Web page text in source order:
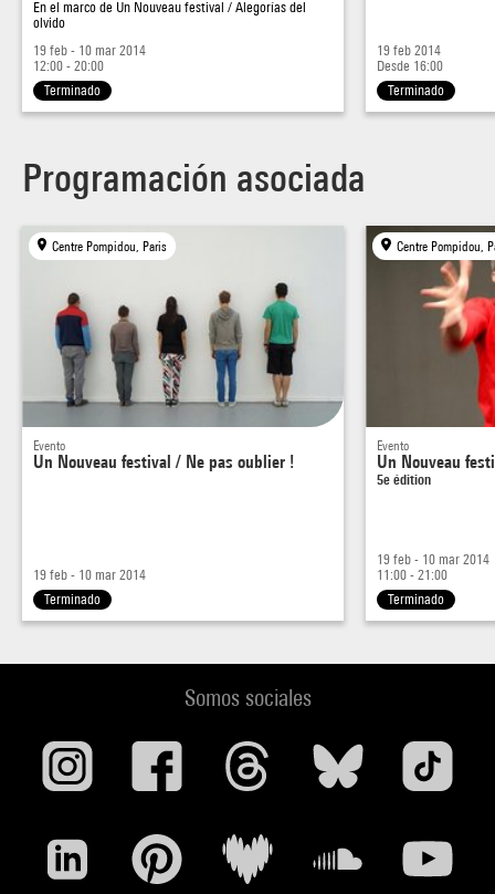
Parole au Centre Pompidou
En el marco de Un Nouveau festival / Alegorías del
olvido
19 feb - 10 mar 2014
12:00 - 20:00
Terminado
19 feb 2014
Desde 16:00
Terminado
Programación asociada
Centre Pompidou, Paris
Evento
Un Nouveau festival / Ne pas oublier !
19 feb - 10 mar 2014
Terminado
Centre Pompidou,
Evento
Un Nouveau
5e édition
19 feb - 10 mar 2014
11:00 - 21:00
Terminado
Somos sociales